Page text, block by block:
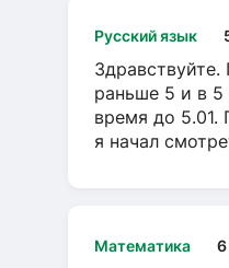
Русский язык
раньше 5 и в
время до 5.01.
я начал
Математика 6